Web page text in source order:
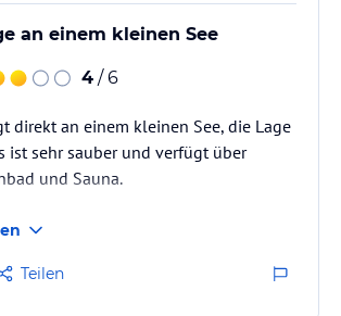
an einem kleinen See
4 / 6
direkt an einem kleinen See, die Lage
ist sehr sauber und verfügt über
und Sauna.
Teilen